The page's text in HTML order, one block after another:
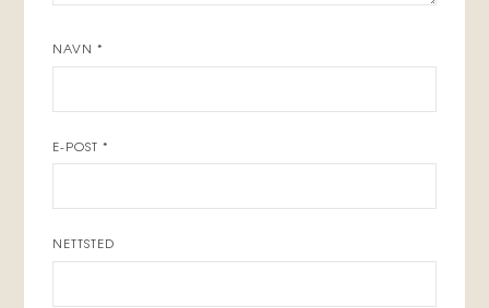
NAVN*
E-POST*
NETTSTED